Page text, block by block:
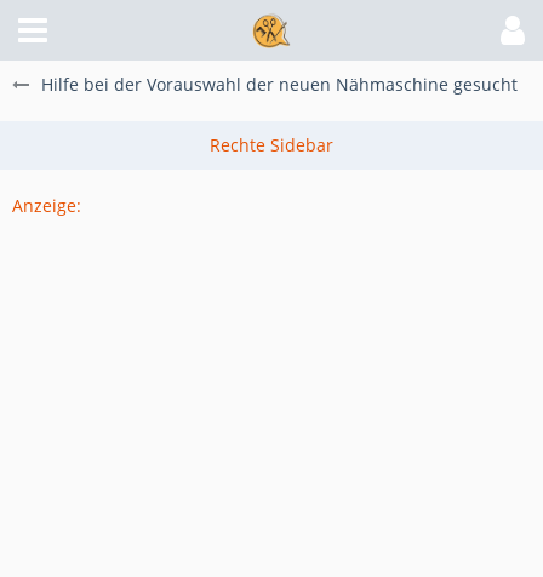
Hilfe bei der Vorauswahl der neuen Nähmaschine gesucht
Anzeige: